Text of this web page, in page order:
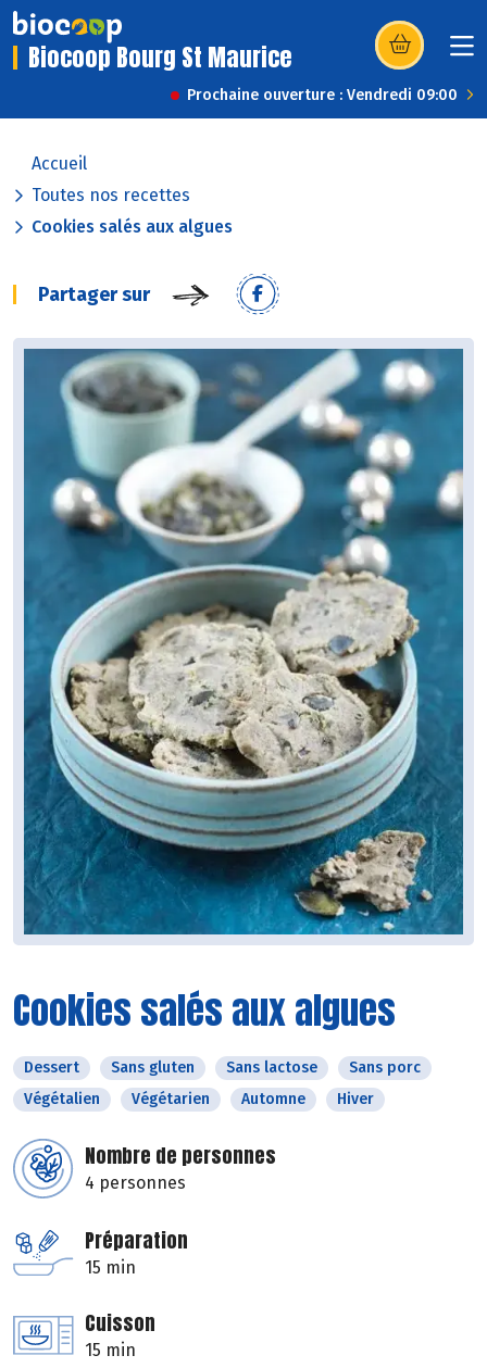
Biocoop Bourg St Maurice (s’ouvre dans
Prochaine ouverture : Vendredi 09:00
Accueil
Toutes nos recettes
Cookies salés aux algues
Partager sur
Cookies salés aux algues
Dessert Sans gluten Sans lactose
Sans porc
Végétalien
Végétarien Automne Hiver
Nombre de personnes
4 personnes
Préparation
15 min
Cuisson
15 min